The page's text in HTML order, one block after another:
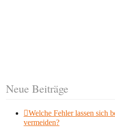
Neue Beiträge
Welche Fehler lassen sich
vermeiden?